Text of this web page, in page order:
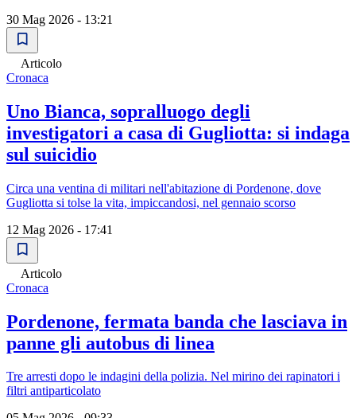
30 Mag 2026 - 13:21
Articolo
Cronaca
Uno Bianca, sopralluogo degli
investigatori a casa di Gugliotta: si indaga
sul suicidio
Circa una ventina di militari nell'abitazione di Pordenone, dove
Gugliotta si tolse la vita, impiccandosi, nel gennaio scorso
12 Mag 2026 - 17:41
Articolo
Cronaca
Pordenone, fermata banda che lasciava in
panne gli autobus di linea
Tre arresti dopo le indagini della polizia. Nel mirino dei rapinatori i
filtri antiparticolato